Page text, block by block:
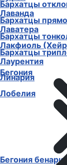
Бархатцы
Бархатцы
Бархатцы
Бархатцы
Бегония
Бегония
Лаванда
Лаватера
Лакфиоль
Лаурентия
Линария
Лобелия